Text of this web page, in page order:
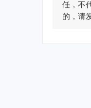
任，不
的，请